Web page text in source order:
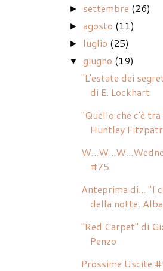
► settembre (26)
►agosto (11)
► luglio (25)
▼ giugno (19)
"L'estate dei
di E. Lockhart
"Quello che c'è
Huntley
#75
Anteprima di... "I
della notte.
"Red Carpet" di
Penzo
Prossime Uscite